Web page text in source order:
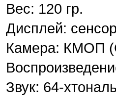
Вес: 120 гр.
Дисплей:
Камера: КМОП
Звук: 64-